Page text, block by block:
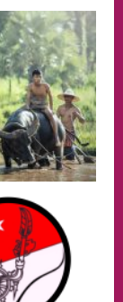
Untuk
di Luar Negeri
dan
Jadi